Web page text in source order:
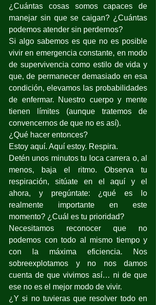
¿Cuántas cosas somos capaces de
manejar sin que se caigan? ¿Cuántas
podemos atender sin perdernos?
Si algo sabemos es que no es posible
vivir en emergencia constante, en modo
de supervivencia como estilo de vida y
que, de permanecer demasiado en esa
condición, elevamos las probabilidades
de enfermar. Nuestro cuerpo y mente
tienen límites (aunque tratemos de
convencernos de que no es así).
¿Qué hacer entonces?
Estoy aquí. Aquí estoy. Respira.
Detén unos minutos tu loca carrera o, al
menos, baja el ritmo. Observa tu
respiración, sitúate en el aquí y el
ahora, y pregúntate: ¿qué es lo
realmente importante en este
momento? ¿Cuál es tu prioridad?
Necesitamos reconocer que no
podemos con todo al mismo tiempo y
con la máxima eficiencia. Nos
sobreexplotamos y no nos damos
cuenta de que vivimos así… ni de que
ese no es el mejor modo de vivir.
¿Y si no tuvieras que resolver todo en